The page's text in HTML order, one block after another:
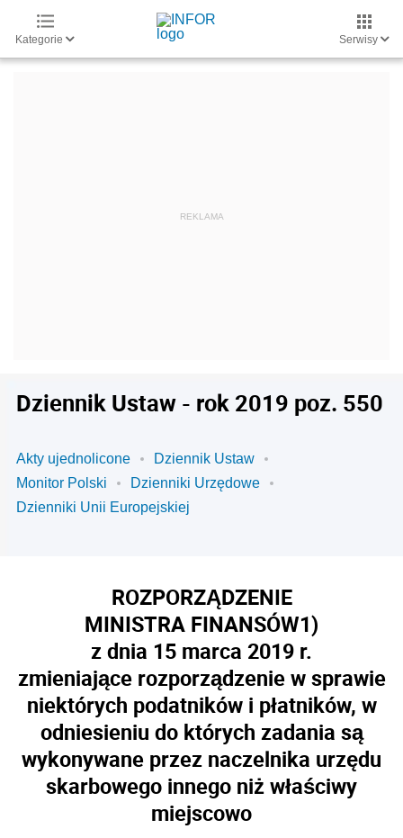
Kategorie Serwisy
Dziennik Ustaw - rok 2019 poz. 550
Akty ujednolicone
Dziennik Ustaw
Monitor Polski
Dzienniki Urzędowe
Dzienniki Unii Europejskiej
ROZPORZĄDZENIE
MINISTRA FINANSÓW1)
z dnia 15 marca 2019 r.
zmieniające rozporządzenie w sprawie
niektórych podatników i płatników, w
odniesieniu do których zadania są
wykonywane przez naczelnika urzędu
skarbowego innego niż właściwy
miejscowo